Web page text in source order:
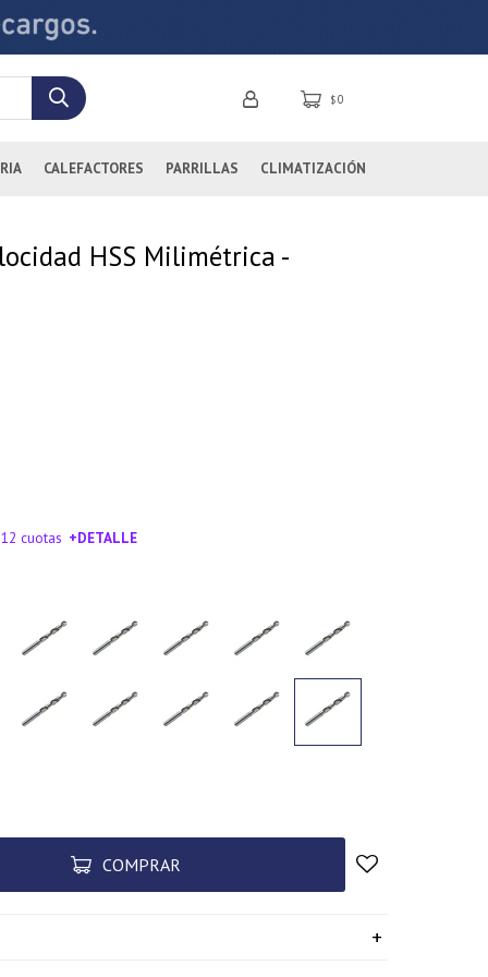
CALEFACTORES PARRILLAS CLIMATIZACIÓN
$0
HSS Milimétrica -
cuotas +DETALLE
COMPRAR